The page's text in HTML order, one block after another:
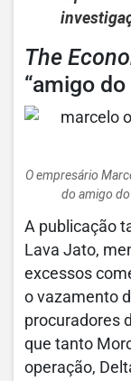
The
“amigo
O empresário
do amigo
A publicação
Lava Jato,
excessos
o vazamento
procuradores
que tanto
operação,